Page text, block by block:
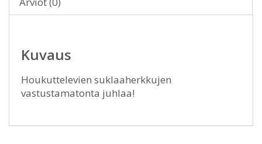
Kuvaus
Houkuttelevien suklaaherkkujen
vastustamatonta juhlaa!